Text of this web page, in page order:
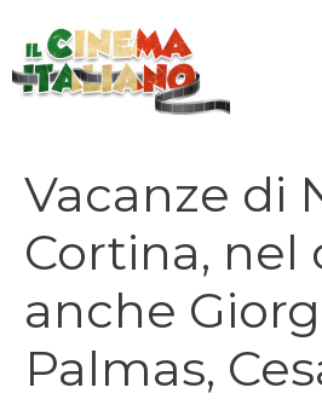
contenuto
Vacanze di
Cortina, nel
anche
Palmas,